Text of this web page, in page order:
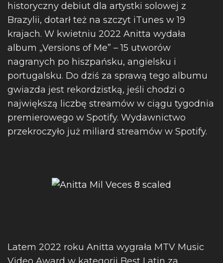
historyczny debiut dla artystki solowej z
Brazylii, dotarł też na szczyt iTunes w 19
krajach. W kwietniu 2022 Anitta wydała
album „Versions of Me” – 15 utworów
nagranych po hiszpańsku, angielsku i
portugalsku. Do dziś za sprawą tego albumu
gwiazda jest rekordzistką, jeśli chodzi o
największą liczbę streamów w ciągu tygodnia
premierowego w Spotify. Wydawnictwo
przekroczyło już miliard streamów w Spotify.
Latem 2022 roku Anitta wygrała MTV Music